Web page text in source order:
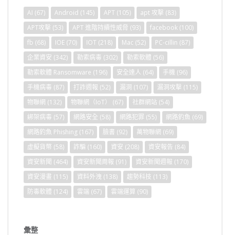
AI (67) Android (145) APT (105) apt 攻擊 (83)
APT攻擊 (53) APT 進階持續性威脅 (93) facebook (100)
fb (68) IOE (70) IOT (218) Mac (52) PC-cillin (87)
企業資安 (342) 勒索病毒 (302) 勒索軟體 (56)
勒索軟體 Ransomware (196) 安全達人 (64) 手機 (96)
手機病毒 (87) 打詐週報 (52) 漏洞 (107) 漏洞攻擊 (115)
物聯網 (132) 物聯網（IoT） (67) 社群網站 (54)
綁架病毒 (57) 網路安全 (58) 網路犯罪 (55) 網路釣魚 (69)
網路釣魚 Phishing (167) 臉書 (92) 萬物聯網 (69)
虛擬貨幣 (58) 詐騙 (160) 資安 (208) 資安報告 (84)
資安新聞 (464) 資安新聞周報 (91) 資安新聞週報 (170)
資安漫畫 (115) 資料外洩 (138) 趨勢科技 (113)
防毒軟體 (124) 雲端 (67) 雲端運算 (90)
彙整